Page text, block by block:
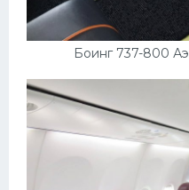
Боинг 737-800